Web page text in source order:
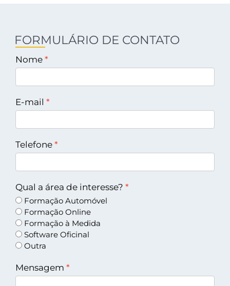
FORMULÁRIO DE CONTATO
Nome
E-mail
Telefone
Qual a área de interesse?
Formação Automóvel
Formação Online
Formação à Medida
Software Oficinal
Outra
Mensagem